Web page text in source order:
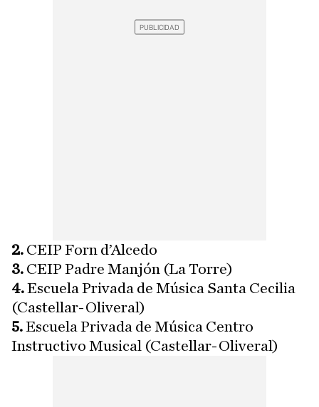
2. CEIP Forn d’Alcedo
3. CEIP Padre Manjón (La Torre)
4.Escuela Privada de Música Santa Cecilia
(Castellar-Oliveral)
5.Escuela Privada de Música Centro
Instructivo Musical (Castellar-Oliveral)